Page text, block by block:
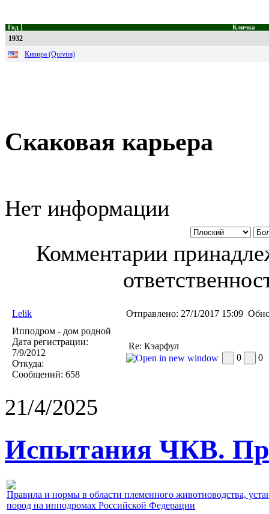
Год Кличка
1932
Кивира (Quivira)
Скаковая карьера
Нет информации
Комментарии
Lelik Отправлено: 27/1/2017 15:09
Ипподром - дом родной
Дата регистрации:
7/9/2012
Откуда:
Сообщений: 658
Re: Кэарфул
0
0
21/4/2025
Испытания ЧКВ.
Правила и нормы в области племенного животноводства,
пород на ипподромах Российской Федерации